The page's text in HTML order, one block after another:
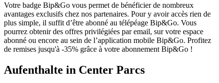
Votre badge Bip&Go vous permet de bénéficier de nombreux
avantages exclusifs chez nos partenaires. Pour y avoir accès rien de
plus simple, il suffit d’être abonné au télépéage Bip&Go. Vous
pourrez obtenir des offres privilégiées par email, sur votre espace
abonné ou encore au sein de l’application mobile Bip&Go. Profitez
de remises jusqu'à -35% grâce à votre abonnement Bip&Go !
Aufenthalte in Center Parcs